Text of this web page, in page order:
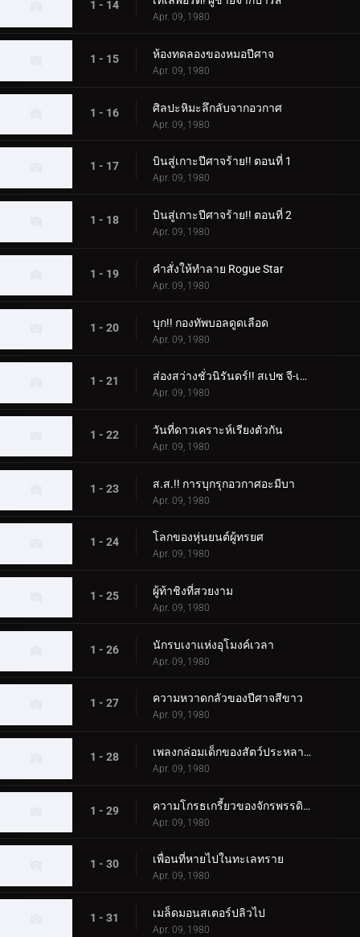
1 - 14
Apr. 09, 1980
1 - 15 ห้องทดลองของหมอปีศาจ
Apr. 09, 1980
1 - 16 ศิลปะหิมะลึกลับจากอวกาศ
Apr. 09, 1980
1 - 17 บินสู่เกาะปีศาจร้าย!! ตอนที่ 1
Apr. 09, 1980
1 - 18 บินสู่เกาะปีศาจร้าย!! ตอนที่ 2
Apr. 09, 1980
1 - 19 คำสั่งให้ทำลาย Rogue Star
Apr. 09, 1980
1 - 20 บุก!! กองทัพบอลดูดเลือด
Apr. 09, 1980
1 - 21 ส่องสว่างชั่วนิรันดร์!! สเปซ จี-เม็น 85
Apr. 09, 1980
1 - 22 วันที่ดาวเคราะห์เรียงตัวกัน
Apr. 09, 1980
1 - 23 ส.ส.!! การบุกรุกอวกาศอะมีบา
Apr. 09, 1980
1 - 24 โลกของหุ่นยนต์ผู้ทรยศ
Apr. 09, 1980
1 - 25 ผู้ท้าชิงที่สวยงาม
Apr. 09, 1980
1 - 26 นักรบเงาแห่งอุโมงค์เวลา
Apr. 09, 1980
1 - 27 ความหวาดกลัวของปีศาจสีขาว
Apr. 09, 1980
1 - 28 เพลงกล่อมเด็กของสัตว์ประหลาดนกอพยพ
Apr. 09, 1980
1 - 29 ความโกรธเกรี้ยวของจักรพรรดิปีศาจ
Apr. 09, 1980
1 - 30 เพื่อนที่หายไปในทะเลทราย
Apr. 09, 1980
1 - 31 เมล็ดมอนสเตอร์ปลิวไป
Apr. 09, 1980